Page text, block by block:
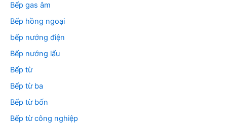
Bếp gas âm
Bếp hồng ngoại
bếp nướng điện
Bếp nướng lẩu
Bếp từ
Bếp từ ba
Bếp từ bốn
Bếp từ công nghiệp